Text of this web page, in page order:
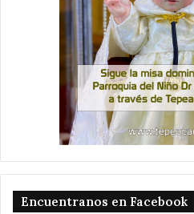
Encuentranos en Facebook